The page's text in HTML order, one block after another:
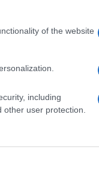
of the website
including
user protection.
per
rilevanti.
vengono
da dodici
che